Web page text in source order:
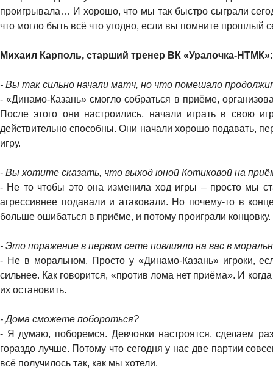
проигрывала… И хорошо, что мы так быстро сыграли
что могло быть всё что угодно, если вы помните прошлый
Михаил Карполь, старший тренер ВК «Уралочка-НТМК»:
- Вы так сильно начали матч, но что помешало
- «Динамо-Казань» смогло собраться в приёме,
После этого они настроились, начали играть в свою
действительно способны. Они начали хорошо подавать,
игру.
- Вы хотите сказать, что выход юной Котиковой на
- Не то чтобы это она изменила ход игры – просто мы
агрессивнее подавали и атаковали. Но почему-то в
больше ошибаться в приёме, и потому проиграли концовку.
- Это поражение в первом сете повлияло на вас в
- Не в моральном. Просто у «Динамо-Казань» игроки,
сильнее. Как говорится, «против лома нет приёма». И
их остановить.
- Дома сможете побороться?
- Я думаю, поборемся. Девчонки настроятся, сделаем
гораздо лучше. Потому что сегодня у нас две партии
всё получилось так, как мы хотели.